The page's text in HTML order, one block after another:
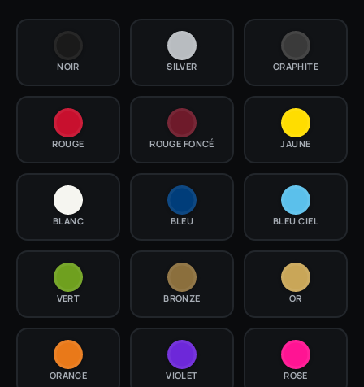
NOIR SILVER GRAPHITE
ROUGE ROUGE FONCÉ JAUNE
BLANC BLEU BLEU CIEL
VERT BRONZE OR
ORANGE VIOLET ROSE